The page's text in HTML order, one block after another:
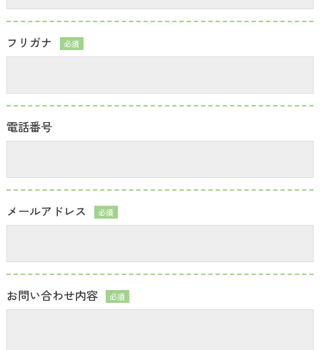
フリガナ 必須
電話番号
メールアドレス 必須
お問い合わせ内容 必須